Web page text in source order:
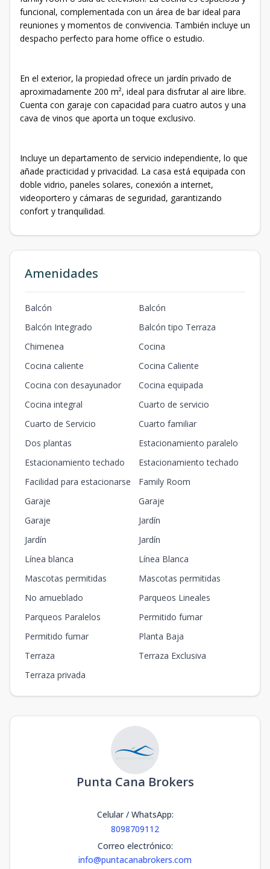
funcional, complementada con un área de bar ideal para
reuniones y momentos de convivencia. También incluye un
despacho perfecto para home office o estudio.
En el exterior, la propiedad ofrece un jardín privado de
aproximadamente 200 m², ideal para disfrutar al aire libre.
Cuenta con garaje con capacidad para cuatro autos y una
cava de vinos que aporta un toque exclusivo.
Incluye un departamento de servicio independiente, lo que
añade practicidad y privacidad. La casa está equipada con
doble vidrio, paneles solares, conexión a internet,
videoportero y cámaras de seguridad, garantizando
confort y tranquilidad.
Amenidades
Balcón
Balcón
Balcón Integrado
Balcón tipo Terraza
Chimenea
Cocina
Cocina caliente
Cocina Caliente
Cocina con desayunador
Cocina equipada
Cocina integral
Cuarto de servicio
Cuarto de Servicio
Cuarto familiar
Dos plantas
Estacionamiento paralelo
Estacionamiento techado
Estacionamiento techado
Facilidad para estacionarse
Family Room
Garaje
Garaje
Garaje
Jardín
Jardín
Jardín
Línea blanca
Línea Blanca
Mascotas permitidas
Mascotas permitidas
No amueblado
Parqueos Lineales
Parqueos Paralelos
Permitido fumar
Permitido fumar
Planta Baja
Terraza
Terraza Exclusiva
Terraza privada
Punta Cana Brokers
Celular / WhatsApp:
8098709112
Correo electrónico:
info@puntacanabrokers.com